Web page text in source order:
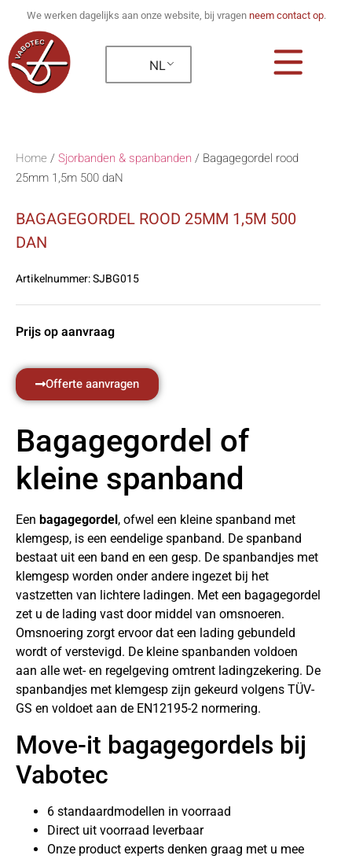
We werken dagelijks aan onze website, bij vragen neem contact op.
NL
Home /Sjorbanden & spanbanden / Bagagegordel rood
25mm 1,5m 500 daN
BAGAGEGORDEL ROOD 25MM 1,5M 500
DAN
Artikelnummer:SJBG015
Prijs op aanvraag
Offerte aanvragen
Bagagegordel of
kleine spanband
Een bagagegordel , ofwel een kleine spanband met
klemgesp, is een eendelige spanband. De spanband
bestaat uit een band en een gesp. De spanbandjes met
klemgesp worden onder andere ingezet bij het
vastzetten van lichtere ladingen. Met een bagagegordel
zet u de lading vast door middel van omsnoeren.
Omsnoering zorgt ervoor dat een lading gebundeld
wordt of verstevigd. De kleine spanbanden voldoen
aan alle wet- en regelgeving omtrent ladingzekering. De
spanbandjes met klemgesp zijn gekeurd volgens TÜV-
GS en voldoet aan de EN12195-2 normering.
Move-it bagagegordels bij
Vabotec
6 standaardmodellen in voorraad
Direct uit voorraad leverbaar
Onze product experts denken graag met u mee